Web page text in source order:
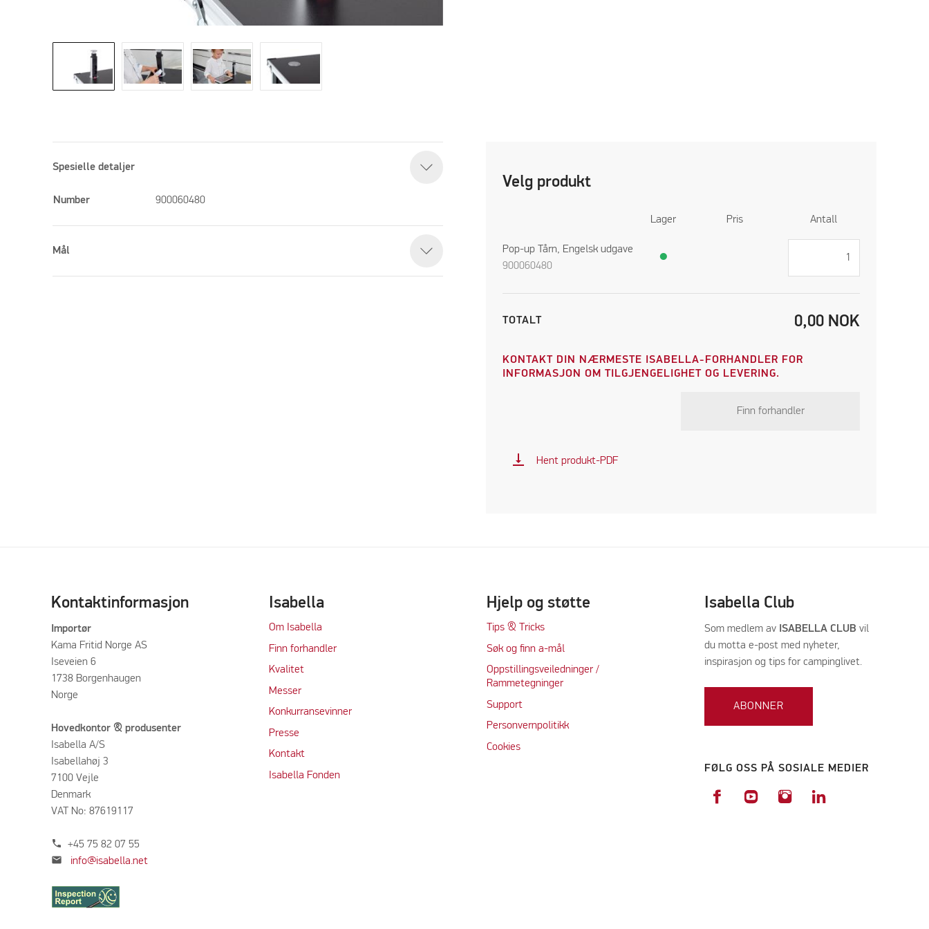
Velg produkt
Lager Pris Antall
Pop-up Tårn, Engelsk udgave
900060480
●
TOTALT 0,00 NOK
KONTAKT DIN NÆRMESTE ISABELLA-FORHANDLER FOR
INFORMASJON OM TILGJENGELIGHET OG LEVERING.
Finn forhandler
vertical_align_bottom Hent produkt-PDF
Spesielle detaljer
Number 900060480
Mål
Kontaktinformasjon
Importør
Kama Fritid Norge AS
Iseveien 6
1738 Borgenhaugen
Norge
Hovedkontor & produsenter
Isabella A/S
Isabellahøj 3
7100 Vejle
Denmark
VAT No: 87619117
phone +45 75 82 07 55
mail info@isabella.net
Isabella
Om Isabella
Finn forhandler
Kvalitet
Messer
Konkurransevinner
Presse
Kontakt
Isabella Fonden
Hjelp og støtte
Tips & Tricks
Søk og finn a-mål
Oppstillingsveiledninger /
Rammetegninger
Support
Personvernpolitikk
Cookies
Isabella Club
Som medlem avISABELLA CLUB vil
du motta e-post med nyheter,
inspirasjon og tips for campinglivet.
ABONNER
FØLG OSS PÅ SOSIALE MEDIER